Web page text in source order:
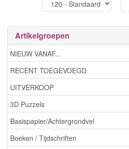
Artikelgroepen
NIEUW VANAF...
RECENT TOEGEVOEGD
UITVERKOOP
3D Puzzels
Basispapier/Achtergrondvel
Boeken / Tijdschriften